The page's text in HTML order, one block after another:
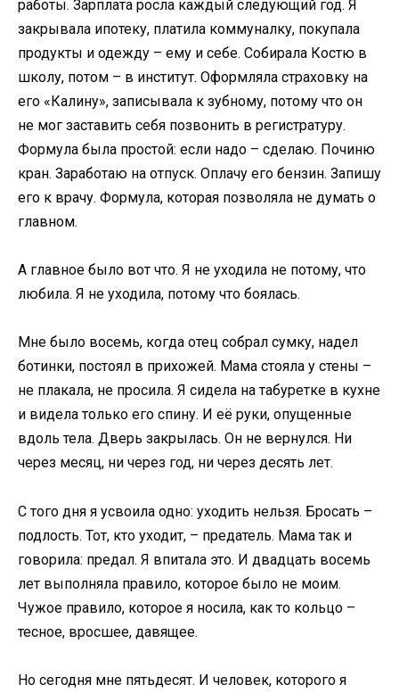
работы. Зарплата росла каждый следующий год. Я
закрывала ипотеку, платила коммуналку, покупала
продукты и одежду – ему и себе. Собирала Костю в
школу, потом – в институт. Оформляла страховку на
его «Калину», записывала к зубному, потому что он
не мог заставить себя позвонить в регистратуру.
Формула была простой: если надо – сделаю. Починю
кран. Заработаю на отпуск. Оплачу его бензин. Запишу
его к врачу. Формула, которая позволяла не думать о
главном.
А главное было вот что. Я не уходила не потому, что
любила. Я не уходила, потому что боялась.
Мне было восемь, когда отец собрал сумку, надел
ботинки, постоял в прихожей. Мама стояла у стены –
не плакала, не просила. Я сидела на табуретке в кухне
и видела только его спину. И её руки, опущенные
вдоль тела. Дверь закрылась. Он не вернулся. Ни
через месяц, ни через год, ни через десять лет.
С того дня я усвоила одно: уходить нельзя. Бросать –
подлость. Тот, кто уходит, – предатель. Мама так и
говорила: предал. Я впитала это. И двадцать восемь
лет выполняла правило, которое было не моим.
Чужое правило, которое я носила, как то кольцо –
тесное, вросшее, давящее.
Но сегодня мне пятьдесят. И человек, которого я